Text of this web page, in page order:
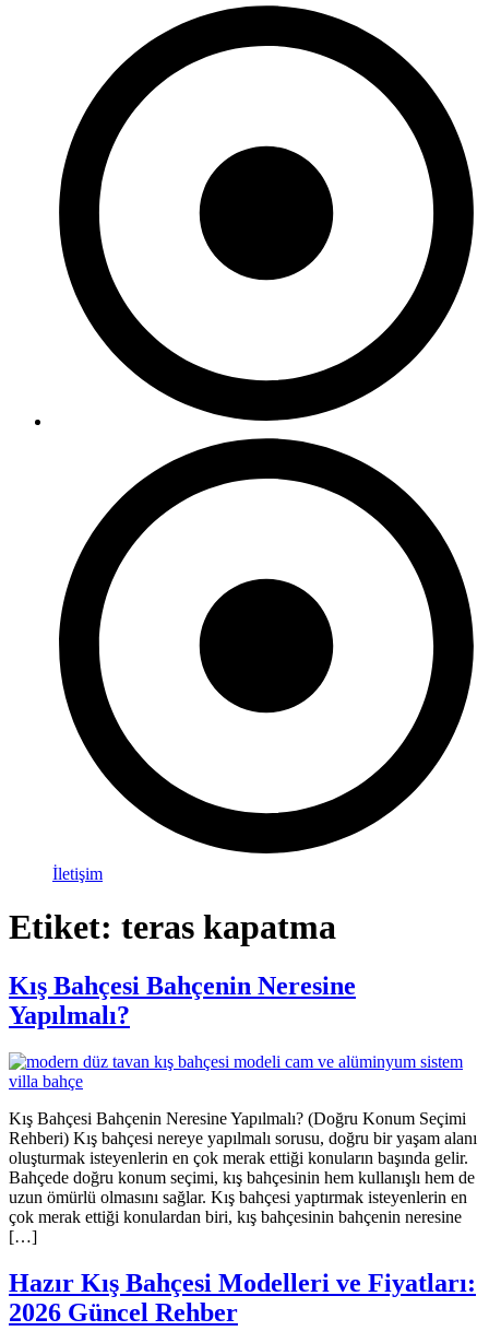
İletişim
Etiket: teras kapatma
Kış Bahçesi Bahçenin Neresine
Yapılmalı?
Kış Bahçesi Bahçenin Neresine Yapılmalı? (Doğru Konum Seçimi
Rehberi) Kış bahçesi nereye yapılmalı sorusu, doğru bir yaşam alanı
oluşturmak isteyenlerin en çok merak ettiği konuların başında gelir.
Bahçede doğru konum seçimi, kış bahçesinin hem kullanışlı hem de
uzun ömürlü olmasını sağlar. Kış bahçesi yaptırmak isteyenlerin en
çok merak ettiği konulardan biri, kış bahçesinin bahçenin neresine
[…]
Hazır Kış Bahçesi Modelleri ve Fiyatları:
2026 Güncel Rehber